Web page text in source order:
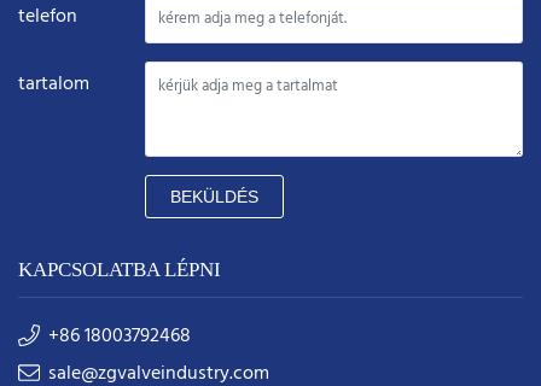
telefon
tartalom
BEKÜLDÉS
KAPCSOLATBA LÉPNI
+86 18003792468
sale@zgvalveindustry.com